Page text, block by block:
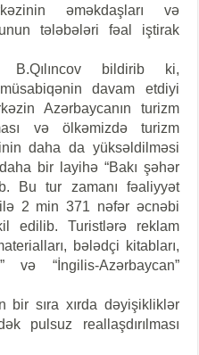
əməkdaşları və
tələbələri fəal iştirak
B.Qılıncov bildirib ki,
davam etdiyi
Azərbaycanın turizm
və ölkəmizdə turizm
daha da yüksəldilməsi
bir layihə “Bakı şəhər
Bu tur zamanı fəaliyyət
2 min 371 nəfər əcnəbi
edilib. Turistlərə reklam
bələdçi kitabları,
və “İngilis-Azərbaycan”
bir sıra xırda dəyişikliklər
pulsuz reallaşdırılması